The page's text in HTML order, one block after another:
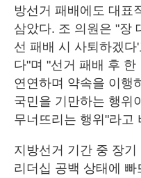
방선거 패배에도 대표
삼았다. 조 의원은 "장
선 패배 시 사퇴하겠
다"며 "선거 패배 후
연연하며 약속을 이행
국민을 기만하는 행위
무너뜨리는 행위"라고
지방선거 기간 중 장
리더십 공백 상태에